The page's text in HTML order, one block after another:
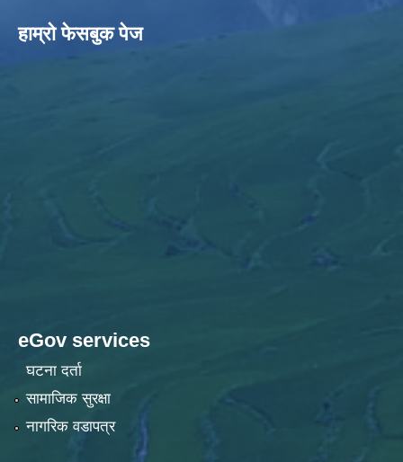
हाम्राे फेसबुक पेज
eGov services
घटना दर्ता
सामाजिक सुरक्षा
नागरिक वडापत्र